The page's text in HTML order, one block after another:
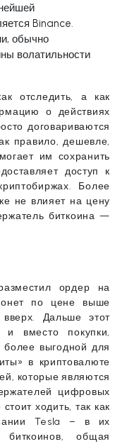
Binance.
обычно
волатильности
отследить, а как
о действиях
договариваются
правило, дешевле,
им сохранить
доступ к
Более
не влияет на цену
биткоина —
ордер на
по цене выше
Дальше этот
вместо покупки,
выгодной для
в криптовалюте
которые являются
цифровых
ходить, так как
Tesla – в их
общая